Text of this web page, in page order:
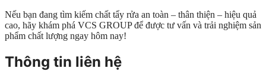
Nếu bạn đang tìm kiếm chất tẩy rửa an toàn – thân thiện – hiệu quả
cao, hãy khám phá VCS GROUP để được tư vấn và trải nghiệm sản
phẩm chất lượng ngay hôm nay!
Thông tin liên hệ